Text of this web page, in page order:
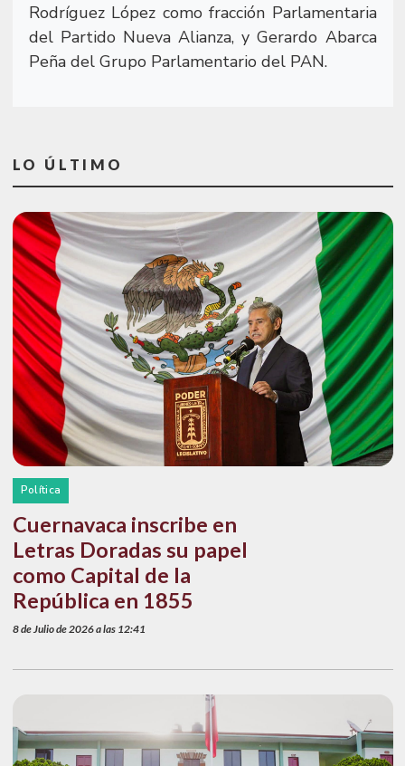
Rodríguez López como fracción Parlamentaria
del Partido Nueva Alianza, y Gerardo Abarca
Peña del Grupo Parlamentario del PAN.
LO ÚLTIMO
Política
Cuernavaca inscribe en
Letras Doradas su papel
como Capital de la
República en 1855
8 de Julio de 2026 a las 12:41